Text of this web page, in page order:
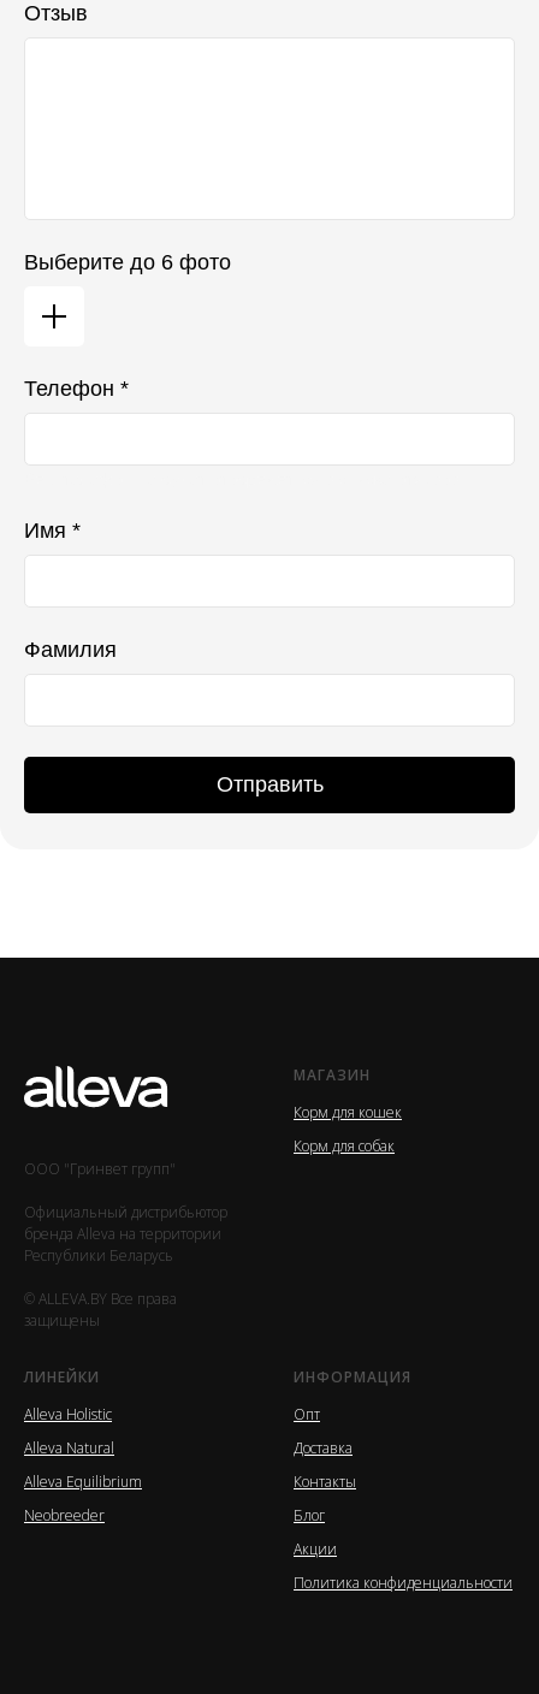
Отзыв
Выберите до 6 фото
Телефон *
Имя *
Фамилия
Отправить
ООО "Гринвет групп"
Официальный дистрибьютор
бренда Alleva на территории
Республики Беларусь
© ALLEVA.BY Все права
защищены
МАГАЗИН
Корм для кошек
Корм для собак
ЛИНЕЙКИ
Alleva Holistic
Alleva Natural
Alleva Equilibrium
Neobreeder
ИНФОРМАЦИЯ
Опт
Доставка
Контакты
Блог
Акции
Политика конфиденциальности